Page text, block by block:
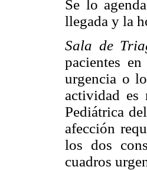
Se lo
llegada y la
Sala de
pacientes
urgencia o
actividad es
Pediátrica
afección
los dos
cuadros